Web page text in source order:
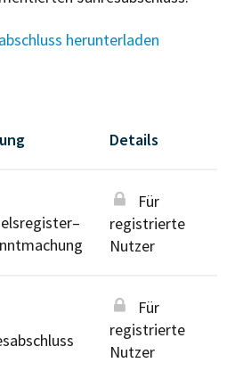
herunterladen
Details
Für
registrierte
Nutzer
Für
registrierte
Nutzer